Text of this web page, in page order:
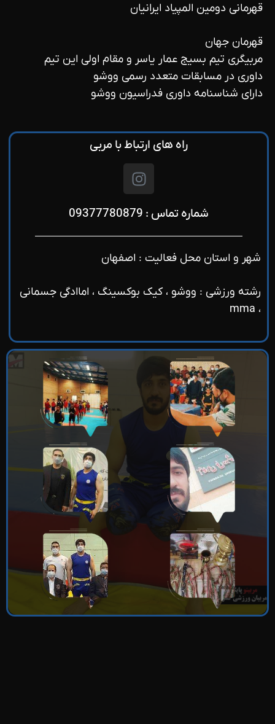
قهرمانی دومین المپیاد ایرانیان
قهرمان جهان
مربیگری تیم بسیج عمار یاسر و مقام اولی این تیم
داوری در مسابقات متعدد رسمی ووشو
دارای شناسنامه داوری فدراسیون ووشو
راه های ارتباط با مربی
شماره تماس : 09377780879
شهر و استان محل فعالیت : اصفهان
رشته ورزشی : ووشو ، کیک بوکسینگ ، اماادگی جسمانی
، mma